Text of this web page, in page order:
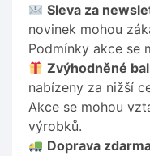
Sleva za
novinek mohou
Podmínky akce se
Zvýhodněné
nabízeny za nižší
Akce se mohou
výrobků.
Doprava